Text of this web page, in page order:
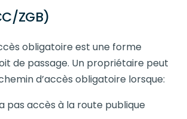
ZGB)
obligatoire est une forme
de passage. Un propriétaire peut
d’accès obligatoire lorsque:
pas accès à la route publique